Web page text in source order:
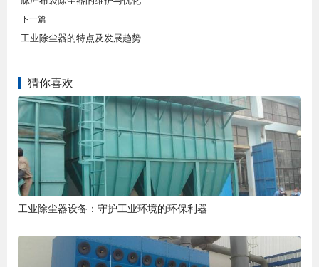
下一篇
工业除尘器的特点及发展趋势
猜你喜欢
工业除尘器设备：守护工业环境的环保利器